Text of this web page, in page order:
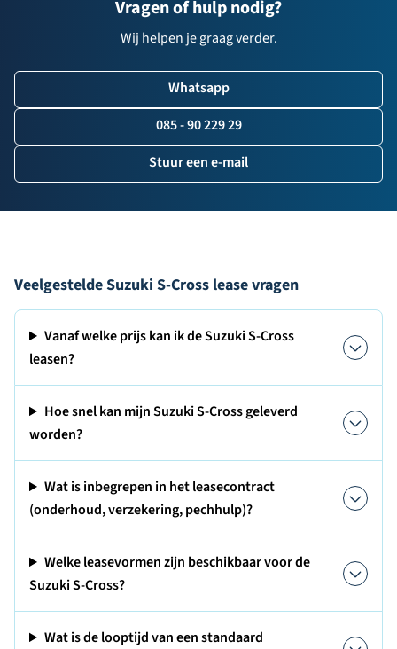
Vragen of hulp nodig?
Wij helpen je graag verder.
Whatsapp
085 - 90 229 29
Stuur een e-mail
Veelgestelde Suzuki S-Cross lease vragen
Vanaf welke prijs kan ik de Suzuki S-Cross
leasen?
Hoe snel kan mijn Suzuki S-Cross geleverd
worden?
Wat is inbegrepen in het leasecontract
(onderhoud, verzekering, pechhulp)?
Welke leasevormen zijn beschikbaar voor de
Suzuki S-Cross?
Wat is de looptijd van een standaard